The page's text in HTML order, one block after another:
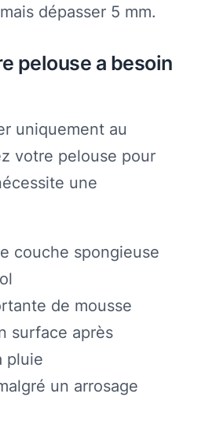
dépasser 5 mm.
pelouse a besoin
uniquement au
votre pelouse pour
une
couche spongieuse
de mousse
surface après
pluie
un arrosage